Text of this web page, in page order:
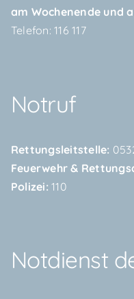
am Wochenende und
Telefon:116 117
Notruf
Rettungsleitstelle:
Feuerwehr &
Polizei: 110
Notdienst